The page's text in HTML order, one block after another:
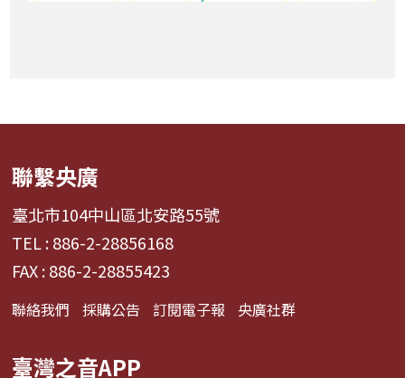
聯繫央廣
臺北市104中山區北安路55號
TEL : 886-2-28856168
FAX : 886-2-28855423
聯絡我們 採購公告 訂閱電子報 央廣社群
臺灣之音APP